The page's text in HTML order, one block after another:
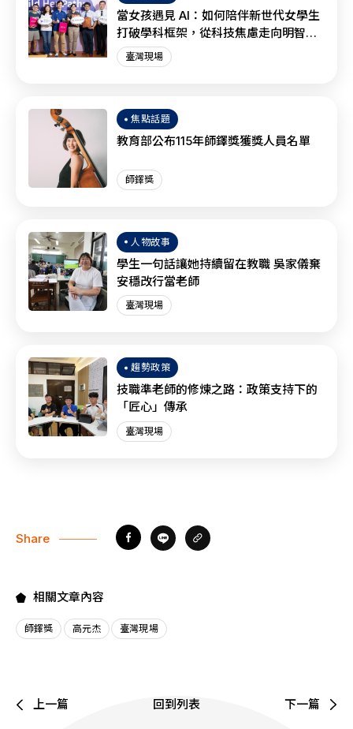
當女孩遇見 AI：如何陪伴新世代女學生
打破學科框架，從科技焦慮走向明智協
作？
臺灣現場
焦點話題
教育部公布115年師鐸獎獲獎人員名單
師鐸獎
人物故事
學生一句話讓她持續留在教職 吳家儀棄
安穩改行當老師
臺灣現場
趨勢政策
技職準老師的修煉之路：政策支持下的
「匠心」傳承
臺灣現場
Share
相關文章內容
師鐸獎 高元杰 臺灣現場
上一篇 回到列表 下一篇